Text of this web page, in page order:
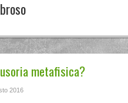
metafisica?
2016